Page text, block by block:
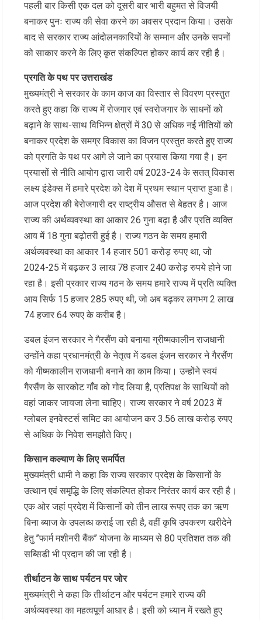
पहली बार किसी एक दल को दूसरी बार भारी बहुमत से विजयी
बनाकर पुनः राज्य की सेवा करने का अवसर प्रदान किया। उसके
बाद से सरकार राज्य आंदोलनकारियों के सम्मान और उनके सपनों
को साकार करने के लिए कृत संकल्पित होकर कार्य कर रही है।
प्रगति के पथ पर उत्तराखंड
मुख्यमंत्री ने सरकार के काम काज का विस्तार से विवरण प्रस्तुत
करते हुए कहा कि राज्य में रोजगार एवं स्वरोजगार के साधनों को
बढ़ाने के साथ-साथ विभिन्न क्षेत्रों में 30 से अधिक नई नीतियों को
बनाकर प्रदेश के समग्र विकास का विजन प्रस्तुत करते हुए राज्य
को प्रगति के पथ पर आगे ले जाने का प्रयास किया गया है। इन
प्रयासों से नीति आयोग द्वारा जारी वर्ष 2023-24 के सतत् विकास
लक्ष्य इंडेक्स में हमारे प्रदेश को देश में प्रथम स्थान प्राप्त हुआ है।
आज प्रदेश की बेरोजगारी दर राष्ट्रीय औसत से बेहतर है। आज
राज्य की अर्थव्यवस्था का आकार 26 गुना बढ़ा है और प्रति व्यक्ति
आय में 18 गुना बढ़ोतरी हुई है। राज्य गठन के समय हमारी
अर्थव्यवस्था का आकार 14 हजार 501 करोड़ रुपए था, जो
2024-25 में बढ़कर 3 लाख 78 हजार 240 करोड़ रुपये होने जा
रहा है। इसी प्रकार राज्य गठन के समय हमारे राज्य में प्रति व्यक्ति
आय सिर्फ 15 हजार 285 रुपए थी, जो अब बढ़कर लगभग 2 लाख
74 हजार 64 रुपए के करीब है।
डबल इंजन सरकार ने गैरसैंण को बनाया ग्रीष्मकालीन राजधानी
उन्होंने कहा प्रधानमंत्री के नेतृत्व में डबल इंजन सरकार ने गैरसैंण
को गीष्मकालीन राजधानी बनाने का काम किया। उन्होंने स्वयं
गैरसैंण के सारकोट गाँव को गोद लिया है, प्रतिपक्ष के साथियों को
वहां जाकर जायजा लेना चाहिए। राज्य सरकार ने वर्ष 2023 में
ग्लोबल इनवेस्टर्स समिट का आयोजन कर 3.56 लाख करोड़ रुपए
से अधिक के निवेश समझौते किए।
किसान कल्याण के लिए समर्पित
मुख्यमंत्री धामी ने कहा कि राज्य सरकार प्रदेश के किसानों के
उत्थान एवं समृद्धि के लिए संकल्पित होकर निरंतर कार्य कर रही है।
एक ओर जहां प्रदेश में किसानों को तीन लाख रूपए तक का ऋण
बिना ब्याज के उपलब्ध कराई जा रही है, वहीं कृषि उपकरण खरीदेने
हेतु ’’फार्म मशीनरी बैंक’’ योजना के माध्यम से 80 प्रतिशत तक की
सब्सिडी भी प्रदान की जा रही है।
तीर्थाटन के साथ पर्यटन पर जोर
मुख्यमंत्री ने कहा कि तीर्थाटन और पर्यटन हमारे राज्य की
अर्थव्यवस्था का महत्वपूर्ण आधार है। इसी को ध्यान में रखते हुए